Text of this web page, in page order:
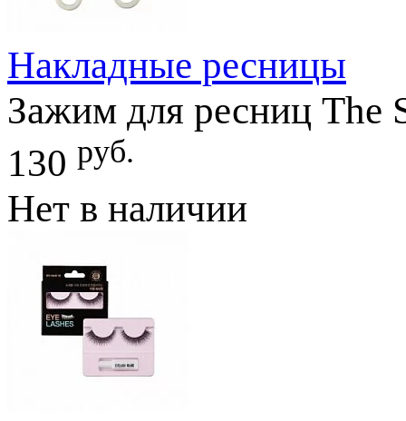
Накладные ресницы
Зажим для ресниц The
130 руб.
Нет в наличии